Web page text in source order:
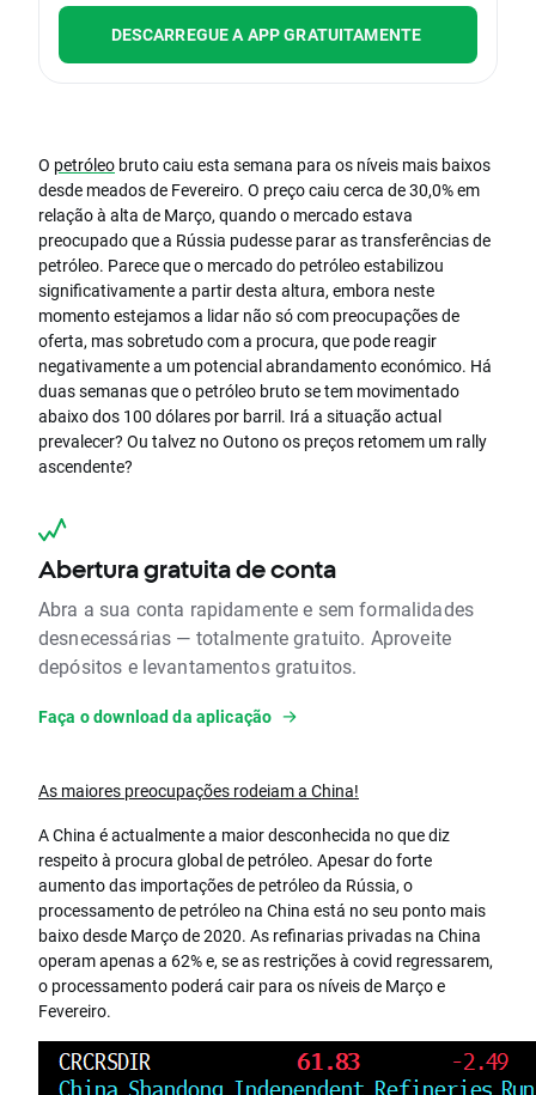
DESCARREGUE A APP GRATUITAMENTE
O petróleo bruto caiu esta semana para os níveis mais baixos
desde meados de Fevereiro. O preço caiu cerca de 30,0% em
relação à alta de Março, quando o mercado estava
preocupado que a Rússia pudesse parar as transferências de
petróleo. Parece que o mercado do petróleo estabilizou
significativamente a partir desta altura, embora neste
momento estejamos a lidar não só com preocupações de
oferta, mas sobretudo com a procura, que pode reagir
negativamente a um potencial abrandamento económico. Há
duas semanas que o petróleo bruto se tem movimentado
abaixo dos 100 dólares por barril. Irá a situação actual
prevalecer? Ou talvez no Outono os preços retomem um rally
ascendente?
Abertura gratuita de conta
Abra a sua conta rapidamente e sem formalidades
desnecessárias — totalmente gratuito. Aproveite
depósitos e levantamentos gratuitos.
Faça o download da aplicação
As maiores preocupações rodeiam a China!
A China é actualmente a maior desconhecida no que diz
respeito à procura global de petróleo. Apesar do forte
aumento das importações de petróleo da Rússia, o
processamento de petróleo na China está no seu ponto mais
baixo desde Março de 2020. As refinarias privadas na China
operam apenas a 62% e, se as restrições à covid regressarem,
o processamento poderá cair para os níveis de Março e
Fevereiro.